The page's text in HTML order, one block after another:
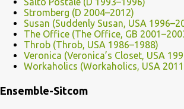
Stromberg (D 2004–2012)
Susan (Suddenly Susan, USA
The Office (The Office, GB
Throb (Throb, USA 1986–1988)
Veronica (Veronica’s Closet, USA
Workaholics (Workaholics, USA
Ensemble-Sitcom